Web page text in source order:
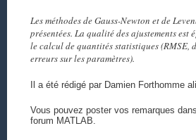
Les méthodes de Gauss-Newton et de
présentées. La qualité des ajustements est
le calcul de quantités statistiques (RMSE,
erreurs sur les paramètres).
Il a été rédigé par Damien Forthomme
Vous pouvez poster vos remarques dans
forum MATLAB.